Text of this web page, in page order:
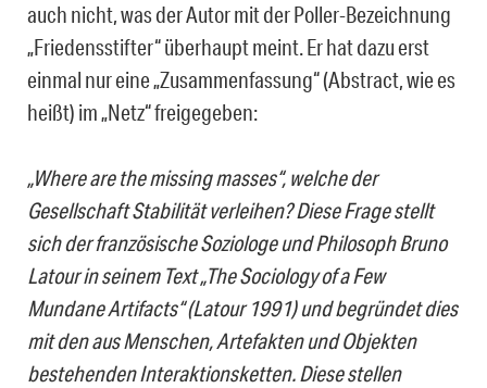
auch nicht, was der Autor mit der Poller-Bezeichnung
„Friedensstifter“ überhaupt meint. Er hat dazu erst
einmal nur eine „Zusammenfassung“ (Abstract, wie es
heißt) im „Netz“ freigegeben:
„Where are the missing masses“, welche der
Gesellschaft Stabilität verleihen? Diese Frage stellt
sich der französische Soziologe und Philosoph Bruno
Latour in seinem Text „The Sociology of a Few
Mundane Artifacts“ (Latour 1991) und begründet dies
mit den aus Menschen, Artefakten und Objekten
bestehenden Interaktionsketten. Diese stellen